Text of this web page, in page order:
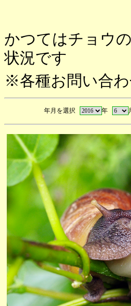
かつてはチョウ
状況です
※各種お問い合わ
年月を選択 年